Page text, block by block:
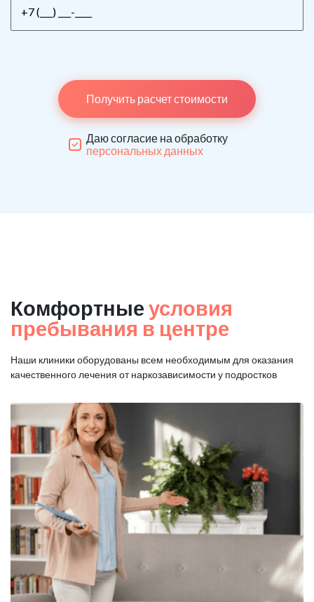
Получить расчет стоимости
Даю согласие на обработку
персональных данных
Комфортные условия
пребывания в центре
Наши клиники оборудованы всем необходимым для оказания
качественного лечения от наркозависимости у подростков